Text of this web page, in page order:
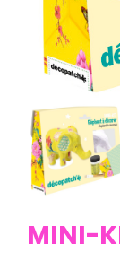
MINI-